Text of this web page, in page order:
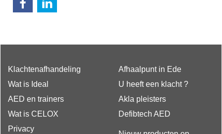
Klachtenafhandeling
Wat is Ideal
AED en trainers
Wat is CELOX
Privacy
Afhaalpunt in Ede
U heeft een klacht ?
Akla pleisters
Defibtech AED